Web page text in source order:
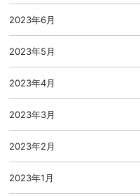
2023年6月
2023年5月
2023年4月
2023年3月
2023年2月
2023年1月